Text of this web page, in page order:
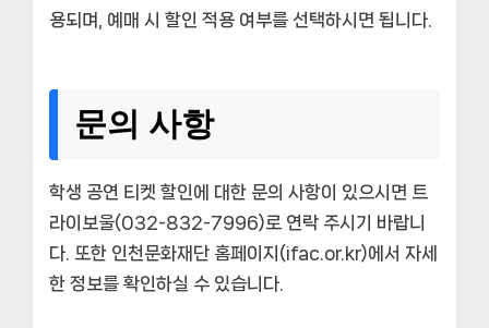
용되며, 예매 시 할인 적용 여부를 선택하시면 됩니다.
문의 사항
학생 공연 티켓 할인에 대한 문의 사항이 있으시면 트
라이보울(032-832-7996)로 연락 주시기 바랍니
다. 또한 인천문화재단 홈페이지(ifac.or.kr)에서 자세
한 정보를 확인하실 수 있습니다.